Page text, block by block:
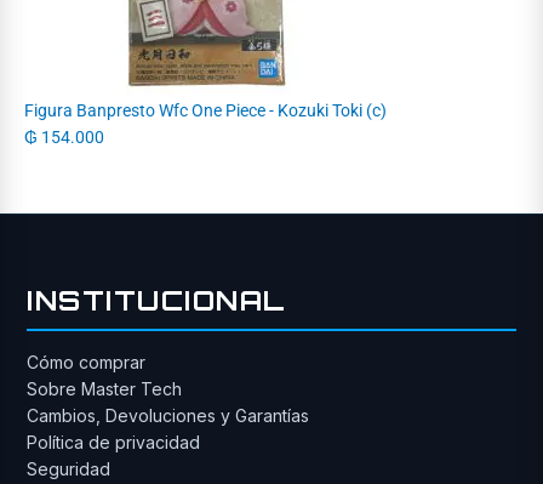
Figura Banpresto Wfc One Piece - Kozuki Toki (c)
₲ 154.000
INSTITUCIONAL
Cómo comprar
Sobre Master Tech
Cambios, Devoluciones y Garantías
Política de privacidad
Seguridad